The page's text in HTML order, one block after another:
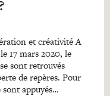
et créativité A
17 mars 2020, le
sont retrouvés
de repères. Pour
appuyés…